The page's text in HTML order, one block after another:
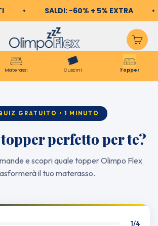
SALDI: -60% + 5% EXTRA
di
il menu di
OlimpoFlex
Materassi Cuscini Topper
GRATUITO • 1 MINUTO
perfetto per te?
e scopri quale topper Olimpo Flex
il tuo materasso.
1/4